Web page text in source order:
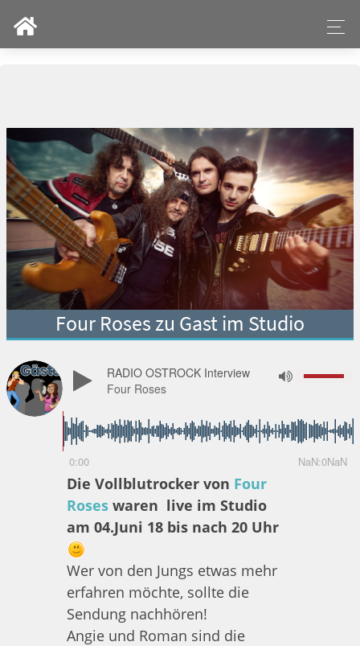
Four Roses zu Gast im Studio
RADIO OSTROCK Interview
Four Roses
NaN:0NaN
0:00
Die Vollblutrocker von Four
Roses waren live im Studio
am 04.Juni 18 bis nach 20 Uhr
Wer von den Jungs etwas mehr
erfahren möchte, sollte die
Sendung nachhören!
Angie und Roman sind die